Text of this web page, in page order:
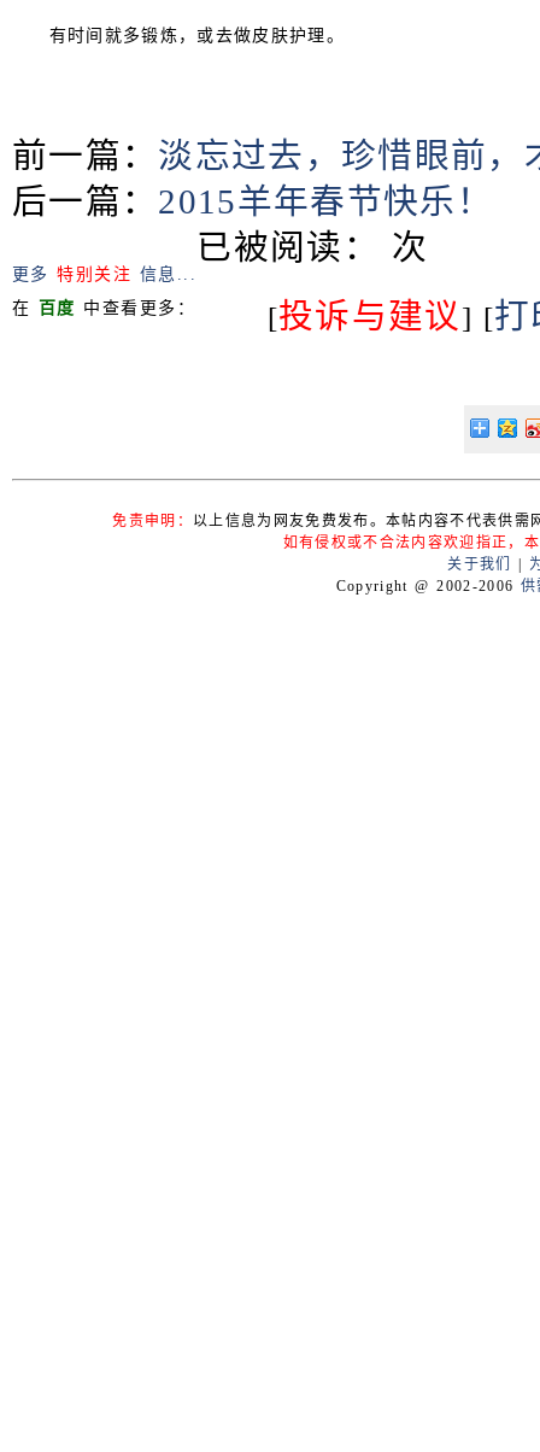
有时间就多锻炼，或去做皮肤护理。
前一篇： 淡忘过去，珍惜眼前，
后一篇： 2015羊年春节快乐！
已被阅读： 次
更多特别关注 信息...
在 百度 中查看更多： [投诉与建议 ] [打
免责申明： 以上信息为网友免费发布。本帖内容不代表供
如有侵权或不合法内容欢迎指正，
关于我们
Copyright @ 2002-2006